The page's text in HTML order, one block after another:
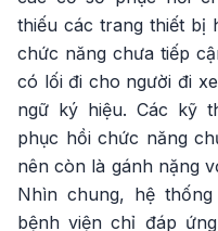
thiếu các trang thiết bị
chức năng chưa tiếp
có lối đi cho người đi
ngữ ký hiệu. Các kỹ
phục hồi chức năng
nên còn là gánh nặng
Nhìn chung, hệ
bệnh viện chỉ đáp